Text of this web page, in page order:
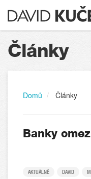
Články
Domů Články
Banky
AKTUÁLNĚ DAVID